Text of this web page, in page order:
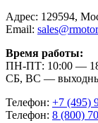
Адрес: 129594,
Email:
Время работы:
ПН-ПТ: 10:00 —
СБ, ВС —
Телефон: +7 (495)
Телефон: 8 (800)